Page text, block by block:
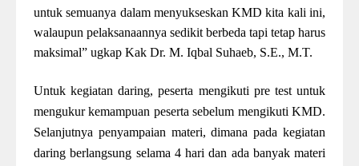
untuk semuanya dalam menyukseskan KMD kita kali ini,
walaupun pelaksanaannya sedikit berbeda tapi tetap harus
maksimal” ugkap Kak Dr. M. Iqbal Suhaeb, S.E., M.T.
Untuk kegiatan daring, peserta mengikuti pre test untuk
mengukur kemampuan peserta sebelum mengikuti KMD.
Selanjutnya penyampaian materi, dimana pada kegiatan
daring berlangsung selama 4 hari dan ada banyak materi